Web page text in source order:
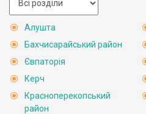
Алушта
Бахчисарайський район
Євпаторія
Керч
Красноперекопський
район